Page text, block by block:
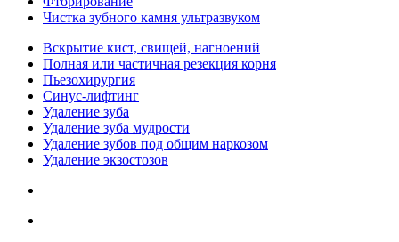
Чистка зубного камня ультразвуком
Вскрытие кист, свищей, нагноений
Полная или частичная резекция корня
Пьезохирургия
Синус-лифтинг
Удаление зуба
Удаление зуба мудрости
Удаление зубов под общим наркозом
Удаление экзостозов